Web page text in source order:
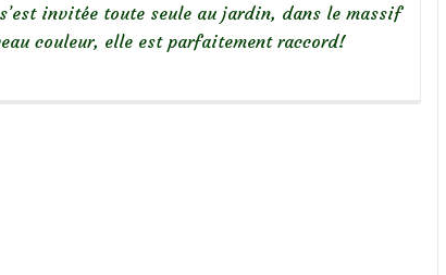
invitée toute seule au jardin, dans le massif
couleur, elle est parfaitement raccord!